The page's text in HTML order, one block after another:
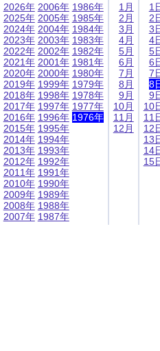
2026年
2025年
2024年
2023年
2022年
2021年
2020年
2019年
2018年
2017年
2016年
2015年
2014年
2013年
2012年
2011年
2010年
2009年
2008年
2007年
2006年
2005年
2004年
2003年
2002年
2001年
2000年
1999年
1998年
1997年
1996年
1995年
1994年
1993年
1992年
1991年
1990年
1989年
1988年
1987年
1986年
1985年
1984年
1983年
1982年
1981年
1980年
1979年
1978年
1977年
1976年
1月
2月
3月
4月
5月
6月
7月
8月
9月
10月
11月
12月
1
2
3
4
5
6
7
8
9
10
11
12
13
14
15